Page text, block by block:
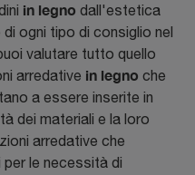
in legno dall'estetica
ogni tipo di consiglio nel
valutare tutto quello
arredative in legno che
a essere inserite in
dei materiali e la loro
arredative che
per le necessità di